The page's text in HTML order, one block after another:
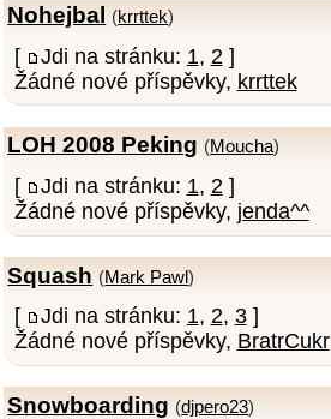
Nohejbal (krrttek)
[ Jdi na stránku: 1, 2 ]
Žádné nové příspěvky, krrttek
LOH 2008 Peking (Moucha)
[ Jdi na stránku: 1, 2 ]
Žádné nové příspěvky, jenda^^
Squash (Mark Pawl)
[ Jdi na stránku: 1, 2, 3]
Žádné nové příspěvky, BratrCukr
Snowboarding (djpero23)